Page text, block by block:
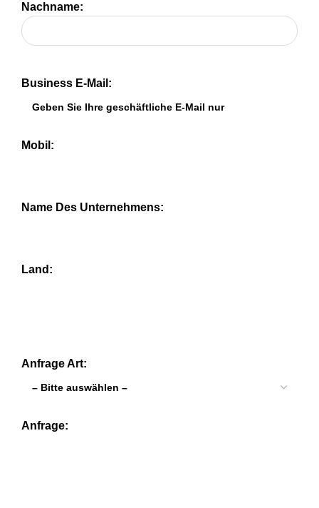
Nachname:
Business E-Mail:
Mobil:
Name Des Unternehmens:
Land:
Anfrage Art:
Anfrage: